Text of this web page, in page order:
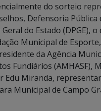
do sorteio
Defensoria Pública
do Estado (DPGE),
Municipal de
da Agência
Fundiários (AMHASF),
Edu Miranda,
Municipal de Campo